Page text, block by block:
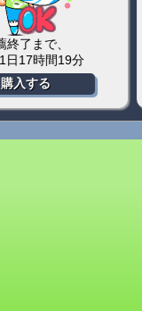
あと2513